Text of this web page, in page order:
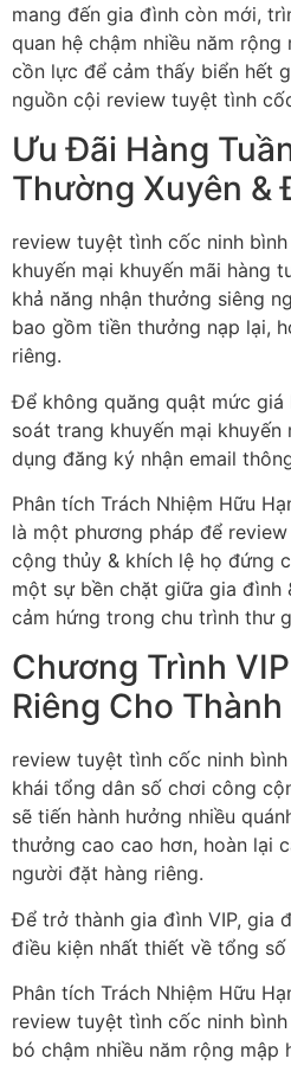
mang đến gia đình còn mới,
quan hệ chậm nhiều năm
cồn lực để cảm thấy biển hết
nguồn cội review tuyệt tình
Ưu Đãi Hàng
Thường Xuyên &
review tuyệt tình cốc ninh
khuyến mại khuyến mãi hàng
khả năng nhận thưởng siêng
bao gồm tiền thưởng nạp lại,
riêng.
Để không quăng quật mức giá
soát trang khuyến mại
dụng đăng ký nhận email
Phân tích Trách Nhiệm Hữu
là một phương pháp để
cộng thủy & khích lệ họ đứng
một sự bền chặt giữa gia đình
cảm hứng trong chu trình thư
Chương Trình
Riêng Cho
review tuyệt tình cốc ninh
khái tổng dân số chơi công
sẽ tiến hành hưởng nhiều
thưởng cao cao hơn, hoàn lại
người đặt hàng riêng.
Để trở thành gia đình VIP, gia
điều kiện nhất thiết về tổng
Phân tích Trách Nhiệm Hữu
review tuyệt tình cốc ninh
bó chậm nhiều năm rộng